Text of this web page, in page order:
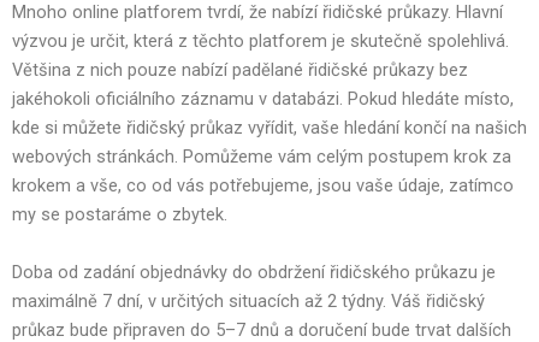
Mnoho online platforem tvrdí, že nabízí řidičské průkazy. Hlavní
výzvou je určit, která z těchto platforem je skutečně spolehlivá.
Většina z nich pouze nabízí padělané řidičské průkazy bez
jakéhokoli oficiálního záznamu v databázi. Pokud hledáte místo,
kde si můžete řidičský průkaz vyřídit, vaše hledání končí na našich
webových stránkách. Pomůžeme vám celým postupem krok za
krokem a vše, co od vás potřebujeme, jsou vaše údaje, zatímco
my se postaráme o zbytek.
Doba od zadání objednávky do obdržení řidičského průkazu je
maximálně 7 dní, v určitých situacích až 2 týdny. Váš řidičský
průkaz bude připraven do 5–7 dnů a doručení bude trvat dalších